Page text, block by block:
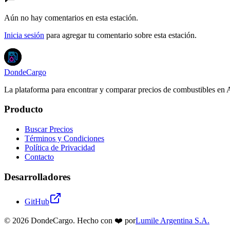
Aún no hay comentarios en esta estación.
Inicia sesión para agregar tu comentario sobre esta estación.
DondeCargo
La plataforma para encontrar y comparar precios de combustibles en
Producto
Buscar Precios
Términos y Condiciones
Política de Privacidad
Contacto
Desarrolladores
GitHub
© 2026 DondeCargo. Hecho con ❤️ porLumile Argentina S.A.